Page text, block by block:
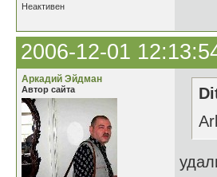
Неактивен
2006-12-01
Аркадий Эйдман
Автор сайта